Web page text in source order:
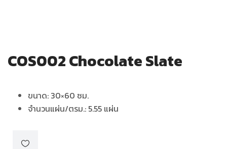
COS002 Chocolate Slate
ขนาด: 30×60 ซม.
จำนวนแผ่น/ตรม.: 5.55 แผ่น